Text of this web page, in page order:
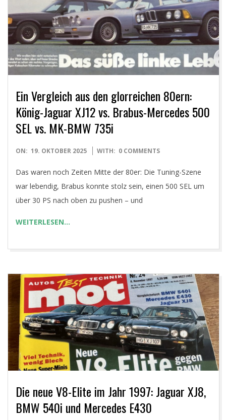
T
Ein Vergleich aus den glorreichen 80ern:
König-Jaguar XJ12 vs. Brabus-Mercedes 500
SEL vs. MK-BMW 735i
2025-
19
ON: 19. OKTOBER 2025 WITH: 0 COMMENTS
Das waren noch Zeiten Mitte der 80er: Die Tuning-Szene
war lebendig, Brabus konnte stolz sein, einen 500 SEL um
über 30 PS nach oben zu pushen – und
WEITERLESEN…
Die neue V8-Elite im Jahr 1997: Jaguar XJ8,
BMW 540i und Mercedes E430